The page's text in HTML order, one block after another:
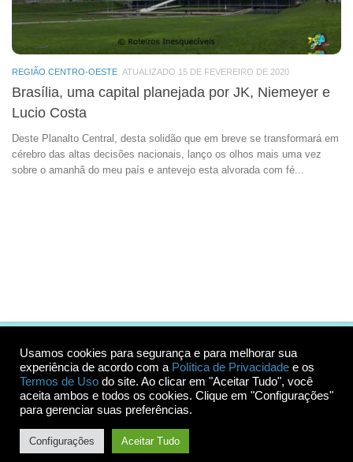
REGIÃO CENTRO-OESTE ATUALIZADO 15 DE FEVEREIRO DE 2020
Brasília, uma capital planejada por JK, Niemeyer e
Lucio Costa
Deste Planalto Central, desta solidão que em breve se transformará em
cérebro das altas decisões nacionais, lanço os olhos mais uma vez
sobre o amanhã do meu país e antevejo esta alvorada com fé...
© 2026 Roteiros Inesquecíveis. Todos os direitos reservados.
Proibida cópia parcial ou total do conteúdo sem autorização dos autores.
Usamos cookies para segurança e para melhorar sua
experiência de acordo com a Política de Privacidade e os
Termos de Uso do site. Ao clicar em "Aceitar Tudo", você
aceita ambos e todos os cookies. Clique em "Configurações"
para gerenciar suas preferências.
Configurações Aceitar Tudo